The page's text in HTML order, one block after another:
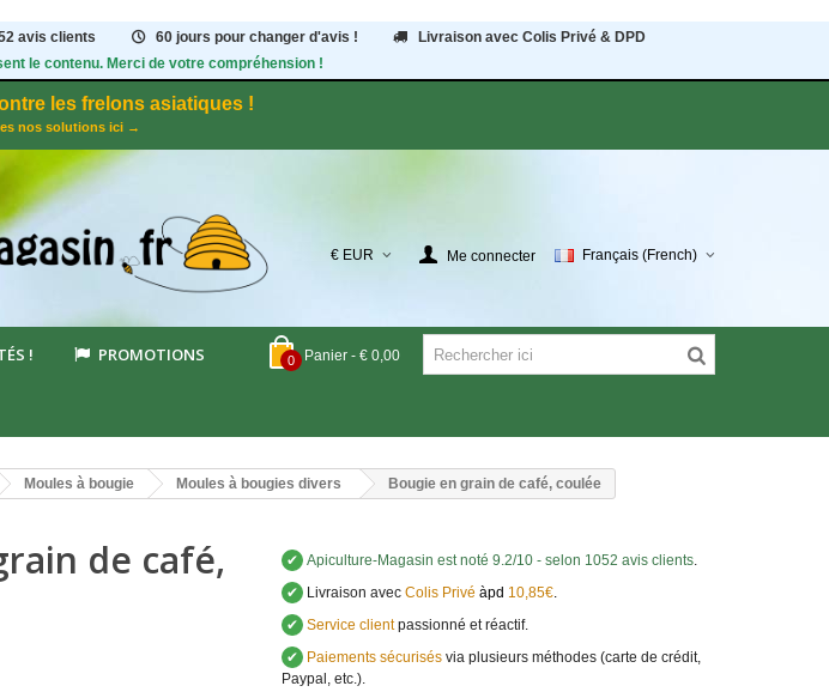
avis clients 60 jours pour changer d'avis !
Livraison avec Colis Privé & DPD
le contenu. Merci de votre compréhension !
les frelons asiatiques !
nos solutions ici →
€ EUR Me connecter Français (French)
0 Panier - € 0,00
! PROMOTIONS
Moules à bougie Moules à bougies divers Bougie en grain de café, coulée
de café,
✔ Apiculture-Magasin est noté 9.2/10 - selon 1052 avis clients.
✔ Livraison avecColis Privé àpd 10,85€.
✔ Service clientpassionné et réactif.
✔ Paiements sécurisésvia plusieurs méthodes (carte de crédit,
Paypal, etc.).